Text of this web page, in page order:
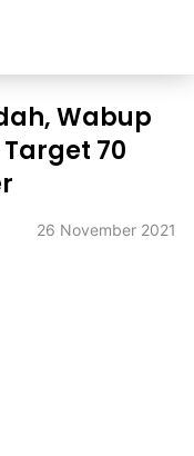
Wabup
70
26 November 2021